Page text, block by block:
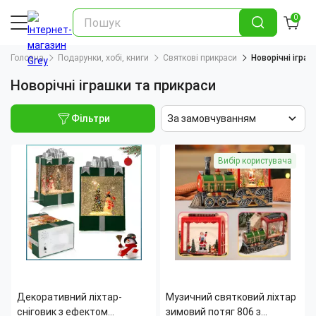
0
Головна Подарунки, хобі, книги Святкові прикраси Новорічні
Новорічні іграшки та прикраси
Фільтри За замовчуванням
Декоративний ліхтар-
сніговик з ефектом
Вибір користувача
Музичний святковий ліхтар
зимовий потяг 806 з